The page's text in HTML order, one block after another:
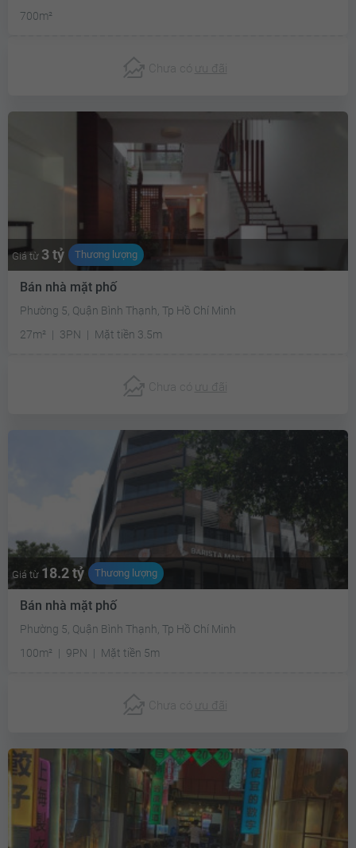
700m²
Chưa có ưu đãi
Giá từ 3 tỷ Thương lượng
Bán nhà mặt phố
Phường 5, Quận Bình Thạnh, Tp Hồ Chí Minh
27m²
3PN Mặt tiền 3.5m
Chưa có ưu đãi
Giá từ 18.2 tỷ Thương lượng
Bán nhà mặt phố
Phường 5, Quận Bình Thạnh, Tp Hồ Chí Minh
100m²
9PN Mặt tiền 5m
Chưa có ưu đãi